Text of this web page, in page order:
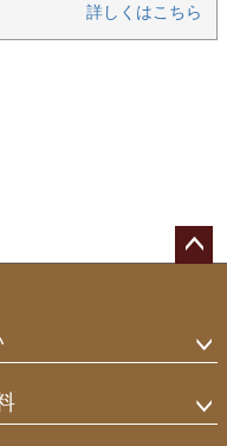
詳しくはこちら